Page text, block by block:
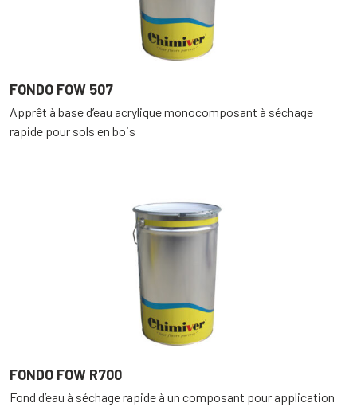
FONDO FOW 507
Apprêt à base d’eau acrylique monocomposant à séchage
rapide pour sols en bois
FONDO FOW R700
Fond d’eau à séchage rapide à un composant pour application